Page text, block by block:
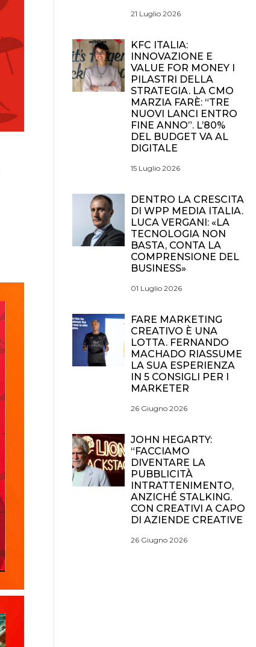
21 Luglio 2026
KFC ITALIA:
INNOVAZIONE E
VALUE FOR MONEY I
PILASTRI DELLA
STRATEGIA. LA CMO
MARZIA FARÈ: “TRE
NUOVI LANCI ENTRO
FINE ANNO”. L’80%
DEL BUDGET VA AL
DIGITALE
15 Luglio 2026
DENTRO LA CRESCITA
DI WPP MEDIA ITALIA.
LUCA VERGANI: «LA
TECNOLOGIA NON
BASTA, CONTA LA
COMPRENSIONE DEL
BUSINESS»
01 Luglio 2026
FARE MARKETING
CREATIVO È UNA
LOTTA. FERNANDO
MACHADO RIASSUME
LA SUA ESPERIENZA
IN 5 CONSIGLI PER I
MARKETER
26 Giugno 2026
JOHN HEGARTY:
“FACCIAMO
DIVENTARE LA
PUBBLICITÀ
INTRATTENIMENTO,
ANZICHÉ STALKING.
CON CREATIVI A CAPO
DI AZIENDE CREATIVE
26 Giugno 2026